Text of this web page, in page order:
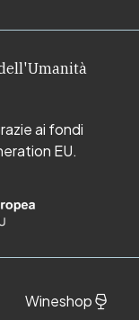
ai fondi
EU.
Wineshop